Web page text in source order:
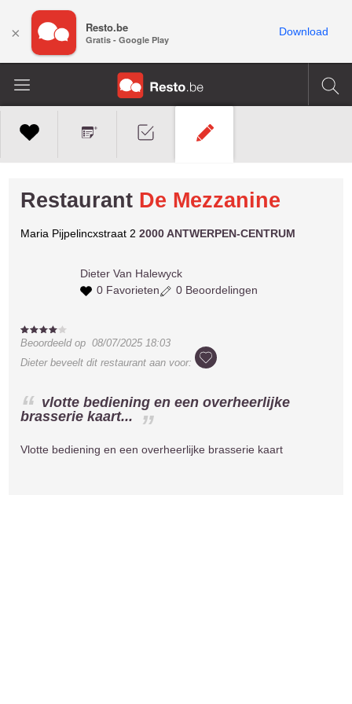
Restaurant De Mezzanine
Maria Pijpelincxstraat 22000 ANTWERPEN-CENTRUM
Dieter Van Halewyck
0 Favorieten
0 Beoordelingen
Beoordeeld op08/07/2025 18:03
Dieterbeveelt dit restaurant aan voor:
vlotte bediening en een overheerlijke
brasserie kaart...
Vlotte bediening en een overheerlijke brasserie kaart
× Resto.be
Gratis - Google Play
Download